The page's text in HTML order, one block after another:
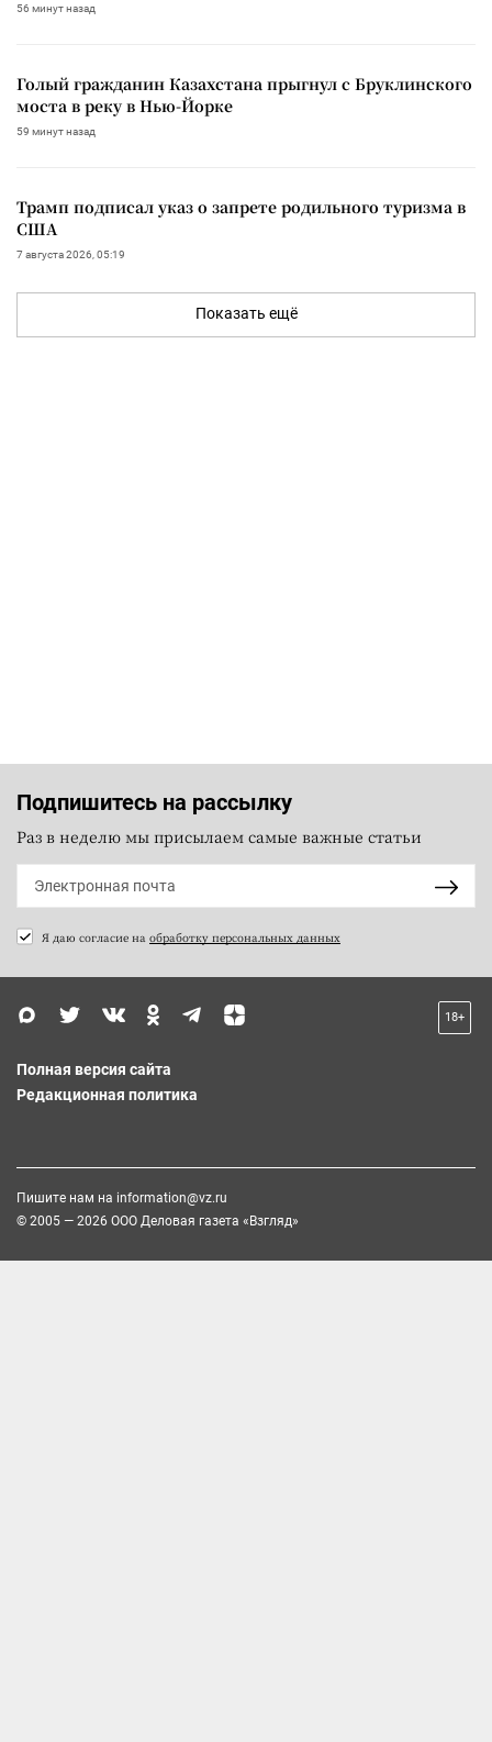
56 минут назад
Голый гражданин Казахстана прыгнул с Бруклинского
моста в реку в Нью-Йорке
59 минут назад
Трамп подписал указ о запрете родильного туризма в
США
7 августа 2026, 05:19
Показать ещё
Подпишитесь на рассылку
Раз в неделю мы присылаем самые важные статьи
Я даю согласие на обработку персональных данных
18+
Полная версия сайта
Редакционная политика
Пишите нам на information@vz.ru
© 2005 — 2026 ООО Деловая газета «Взгляд»